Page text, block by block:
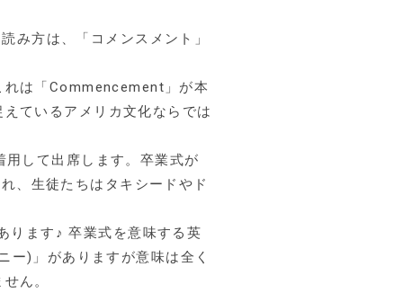
み方は、「コメンスメント」
れは「Commencement」が本
ているアメリカ文化ならでは
して出席します。卒業式が
、生徒たちはタキシードやド
ります♪ 卒業式を意味する英
)」がありますが意味は全く
ん。